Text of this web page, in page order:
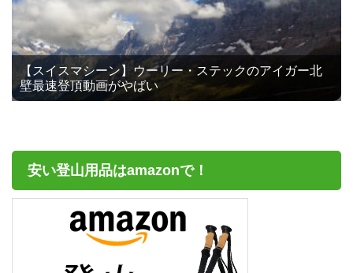
【スイスマシーン】ウーリー・ステックのアイガー北
壁最速登頂動画がやばい
安い登山用品はamazonで！